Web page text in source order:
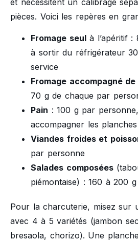
pièces. Voici les repères en
Fromage seulà l’apéritif :
à sortir du réfrigérateur
service
Fromage accompagné
70 g de chaque par
Pain : 100 g par
accompagner les planches
Viandes froides et
par personne
Salades composées
piémontaise) : 160 à 200
Pour la charcuterie, misez sur
avec 4 à 5 variétés (jambon
bresaola, chorizo). Une